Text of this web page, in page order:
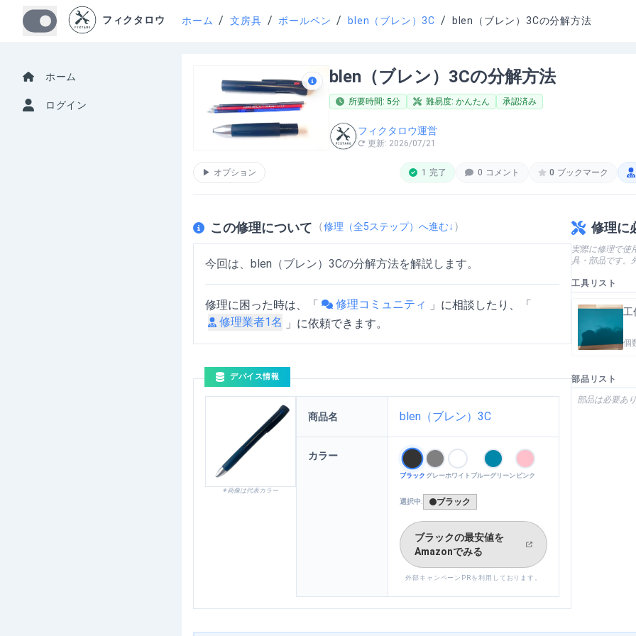
ホーム
ログイン
フィクタロウ ホーム / 文房具 / ボールペン / blen（ブレン）3C / blen（ブレン）3Cの分解方法
blen（ブレン）3Cの分解方法
所要時間: 5分 難易度: かんたん 承認済み
フィクタロウ運営
更新: 2026/07/21
▶ オプション 1 完了 0 コメント 0 ブックマーク
この修理について （修理（全5ステップ）へ進む↓ ）
今回は、blen（ブレン）3Cの分解方法を解説します。
修理に困った時は、「 修理コミュニティ 」 に相談したり、「
修理業者1名 」に依頼できます。
デバイス情報
※画像は代表カラー
商品名 blen（ブレン）3C
カラー
ブラック グレーホワイト ブルーグリーン ピンク
選択中: ブラック
ブラックの最安値を
Amazonでみる
外部キャンペーンPRを利用しております。
修理に
実際に修理で使
具・部品です。
工具リスト
工
個
部品リスト
部品は必要あ